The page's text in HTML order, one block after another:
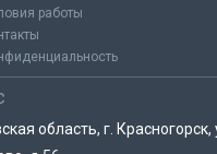
работы
область, г. Красногорск,